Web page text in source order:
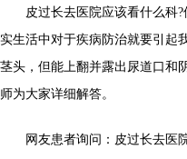
皮过长去医院应该看什么科?
实生活中对于疾病防治就要引起
茎头，但能上翻并露出尿道口和
师为大家详细解答。
网友患者询问：皮过长去医院